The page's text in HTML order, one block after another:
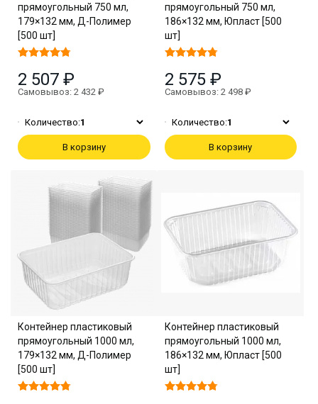
прямоугольный 750 мл,
179×132 мм, Д-Полимер
[500 шт]
2 507 ₽
Самовывоз: 2 432 ₽
Количество:1
В корзину
прямоугольный 750 мл,
186×132 мм, Юпласт [500
шт]
2 575 ₽
Самовывоз: 2 498 ₽
Количество:1
В корзину
Контейнер пластиковый
прямоугольный 1000 мл,
179×132 мм, Д-Полимер
[500 шт]
Контейнер пластиковый
прямоугольный 1000 мл,
186×132 мм, Юпласт [500
шт]